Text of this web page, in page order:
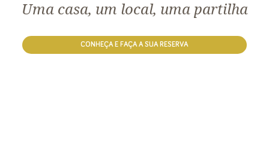
Uma casa, um local, uma partilha
CONHEÇA E FAÇA A SUA RESERVA